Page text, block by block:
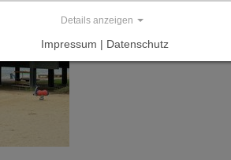
Details anzeigen
Impressum | Datenschutz